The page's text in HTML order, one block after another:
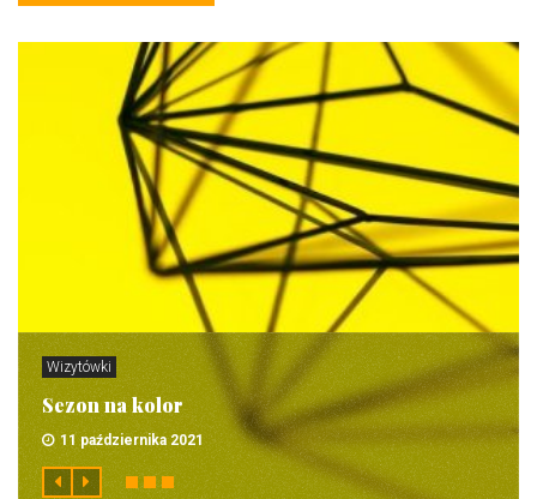
Wizytówki
Sezon na kolor
11 października 2021